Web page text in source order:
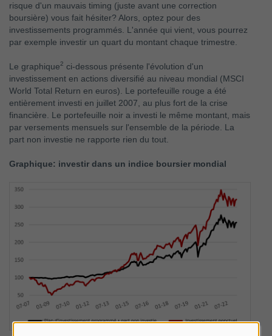
risque d'un mauvais timing (juste avant une correction
boursière) vous fait hésiter? Alors, optez pour des
investissements programmés. L'année qui vient, vous pourrez
par exemple investir un quart du montant chaque trimestre.
Le graphique2 ci-dessous présente l'évolution d'un
investissement en actions diversifié au niveau mondial (MSCI
World Total Return en euros). Le portefeuille rouge a été
entièrement investi en juillet 2007, au plus fort de la crise
financière. Le portefeuille noir a investi le même montant, mais
par versements mensuels sur l'ensemble de la période. La
part non investie ne rapporte rien du tout.
Graphique: investir dans un indice boursier mondial